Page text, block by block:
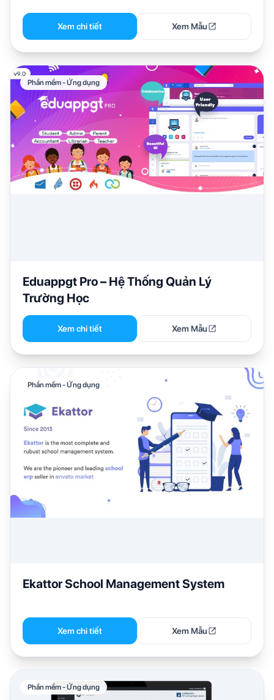
Xem chi tiết Xem Mẫu
Phần mềm - Ứng dụng
Eduappgt Pro – Hệ Thống Quản Lý
Trường Học
Xem chi tiết Xem Mẫu
Phần mềm - Ứng dụng
Ekattor School Management System
Xem chi tiết Xem Mẫu
Phần mềm - Ứng dụng